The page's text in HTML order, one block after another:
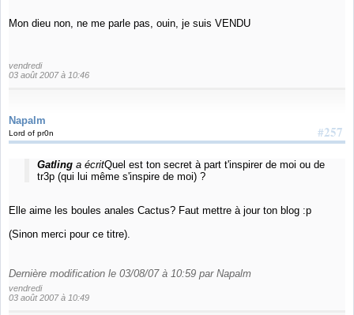
Mon dieu non, ne me parle pas, ouin, je suis VENDU
vendredi
03 août 2007 à 10:46
Napalm
#257
Lord of pr0n
Gatlinga écritQuel est ton secret à part t'inspirer de moi ou de
tr3p (qui lui même s'inspire de moi) ?
Elle aime les boules anales Cactus? Faut mettre à jour ton blog :p
(Sinon merci pour ce titre).
Dernière modification le 03/08/07 à 10:59 par Napalm
vendredi
03 août 2007 à 10:49